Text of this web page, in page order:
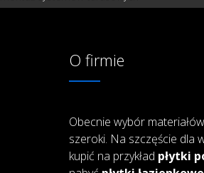
O firmie
Obecnie wybór
szeroki. Na szczęście dla
kupić na przykład płytki